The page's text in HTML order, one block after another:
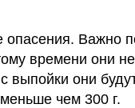
Важно
времени они
выпойки они
чем 300 г.